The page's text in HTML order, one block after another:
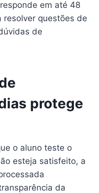
em até 48
resolver questões de
de
protege
o aluno teste o
esteja satisfeito, a
da